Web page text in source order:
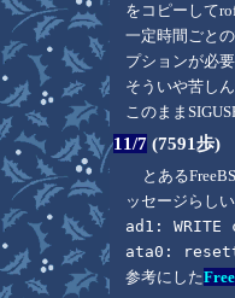
をコピーして
一定時間ごと
プションが必要
そういや苦し
このまま
11/7 (7591歩)
とある
ッセージらし
ad1:
ata0:
参考にした